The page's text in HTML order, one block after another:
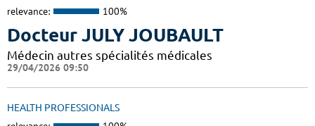
relevance: 100%
Docteur JULY JOUBAULT
Médecin autres spécialités médicales
29/04/2026 09:50
HEALTH PROFESSIONALS